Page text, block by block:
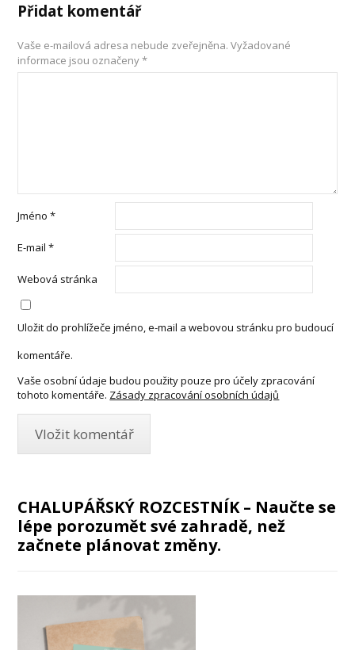
Přidat komentář
Vaše e-mailová adresa nebude zveřejněna. Vyžadované
informace jsou označeny*
Jméno*
E-mail*
Webová stránka
Uložit do prohlížeče jméno, e-mail a webovou stránku pro budoucí
komentáře.
Vaše osobní údaje budou použity pouze pro účely zpracování
tohoto komentáře. Zásady zpracování osobních údajů
CHALUPÁŘSKÝ ROZCESTNÍK – Naučte se
lépe porozumět své zahradě, než
začnete plánovat změny.